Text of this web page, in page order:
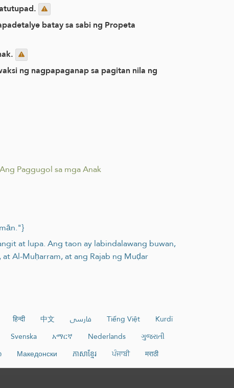
batay sa sabi ng Propeta
ng nagpapaganap sa pagitan nila ng
Ang Paggugol sa mga Anak
at lupa. Ang taon ay labindalawang buwan,
Al-Muḥarram, at ang Rajab ng Muḍar
हिन्दी 中文 فارسی Tiếng Việt
Kurdî
Svenska አማርኛ Nederlands
ગુજરાતી
Македонски ភាសាខ្មែរ ਪੰਜਾਬੀ मराठी